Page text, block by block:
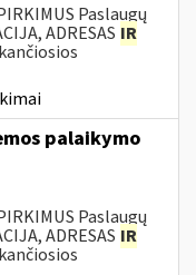
Paslaugų
ADRESAS IR
palaikymo
Paslaugų
ADRESAS IR